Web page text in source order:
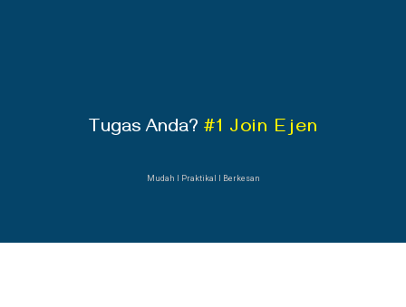
Tugas Anda? #1 Join Ejen
Mudah Ι Praktikal Ι Berkesan